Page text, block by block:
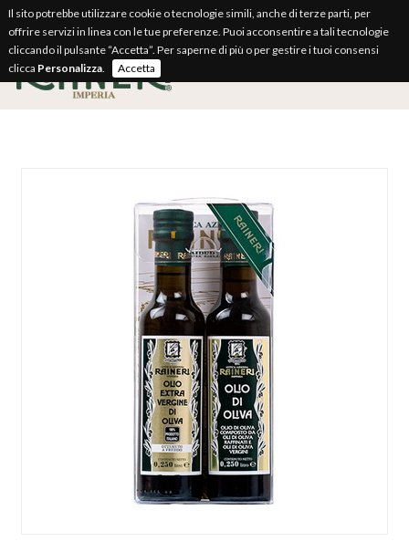
Il sito potrebbe utilizzare cookie o tecnologie simili, anche di terze parti, per
offrire servizi in linea con le tue preferenze. Puoi acconsentire a tali tecnologie
cliccando il pulsante “Accetta”. Per saperne di più o per gestire i tuoi consensi
clicca Personalizza. Accetta